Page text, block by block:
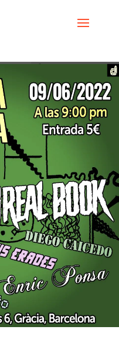
Cicle Noche Discordiana